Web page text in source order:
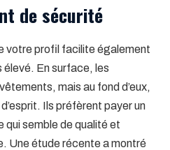
de sécurité
votre profil facilite également
élevé. En surface, les
mais au fond d’eux,
Ils préfèrent payer un
qui semble de qualité et
Une étude récente a montré